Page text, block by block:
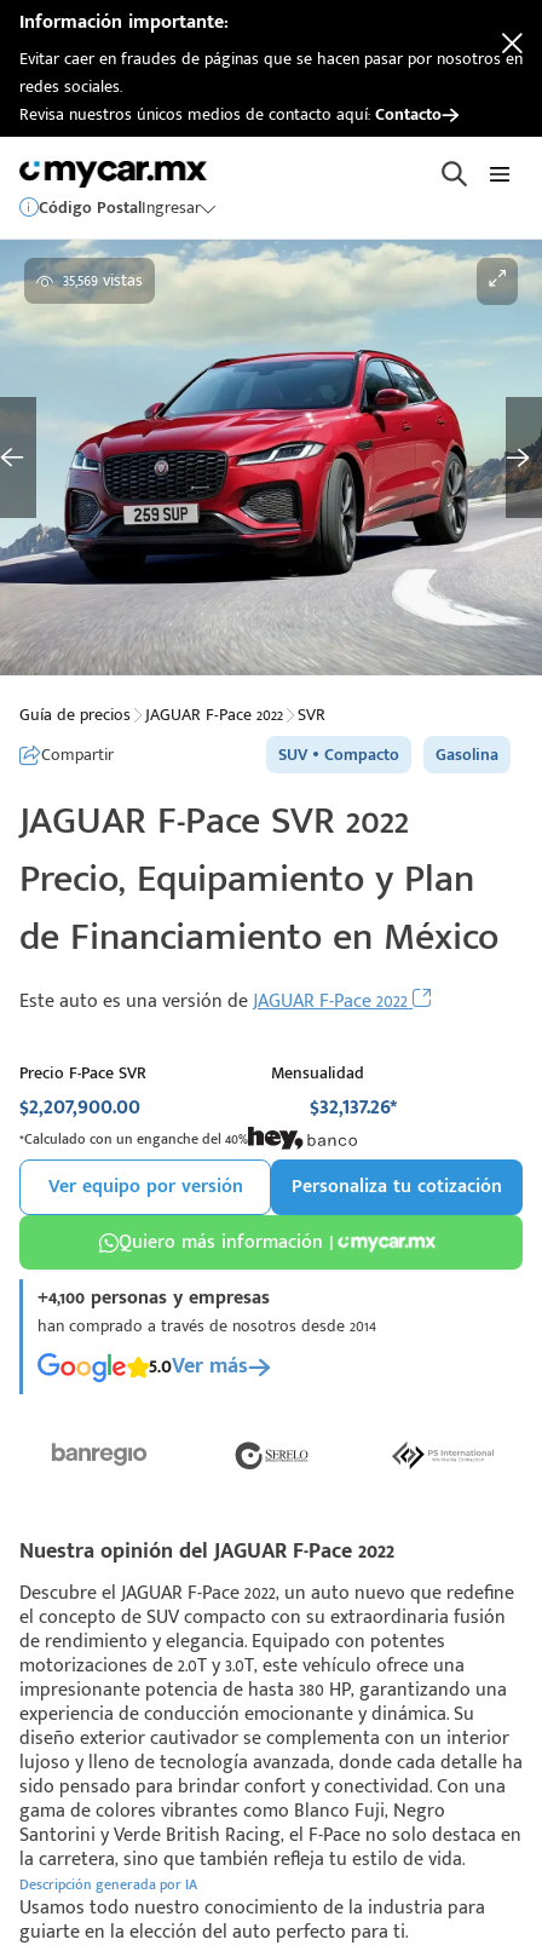
Información importante:
Evitar caer en fraudes de páginas que se hacen pasar por nosotros en
redes sociales.
Revisa nuestros únicos medios de contacto aquí:Contacto
Código PostalIngresar
35,569 vistas
Guía de precios JAGUAR F-Pace 2022 SVR
Compartir
SUV Compacto Gasolina
JAGUAR F-Pace SVR 2022
Precio, Equipamiento y Plan
de Financiamiento en México
Este auto es una versión deJAGUAR F-Pace 2022
Nuestra opinión del JAGUAR F-Pace 2022
Descubre el JAGUAR F-Pace 2022, un auto nuevo que redefine
el concepto de SUV compacto con su extraordinaria fusión
de rendimiento y elegancia. Equipado con potentes
motorizaciones de 2.0T y 3.0T, este vehículo ofrece una
impresionante potencia de hasta 380 HP, garantizando una
experiencia de conducción emocionante y dinámica. Su
diseño exterior cautivador se complementa con un interior
lujoso y lleno de tecnología avanzada, donde cada detalle ha
sido pensado para brindar confort y conectividad. Con una
gama de colores vibrantes como Blanco Fuji, Negro
Santorini y Verde British Racing, el F-Pace no solo destaca en
la carretera, sino que también refleja tu estilo de vida.
Descripción generada por IA
Usamos todo nuestro conocimiento de la industria para
guiarte en la elección del auto perfecto para ti.
Precio F-Pace SVR
$2,207,900.00
Mensualidad
$32,137.26*
*Calculado con un enganche del 40%
Ver equipo por versión
Personaliza tu cotización
Quiero más información |
+4,100 personas y empresas
han comprado a través de nosotros desde 2014
5.0Ver más